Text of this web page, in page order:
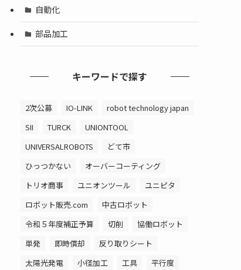
自動化
部品加工
キーワードで探す
2次公募 IO-LINK
robot technology japan
SII
TURCK
UNIONTOOL
UNIVERSALROBOTS
どて市
ひっつかない
オーバーコーティング
トリオ商事
ユニオンツール
ユニピタ
ロボット販売.com
中古ロボット
令和５年度補正予算
切削
協働ロボット
単発
即時償却
反り取りシート
太陽光発電
小径加工 工具
平行度